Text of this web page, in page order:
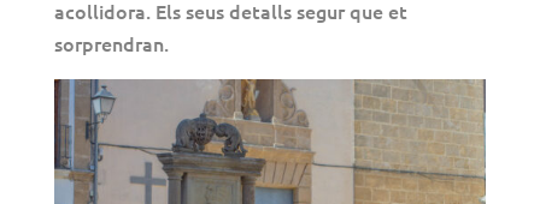
acollidora. Els seus detalls segur que et
sorprendran.